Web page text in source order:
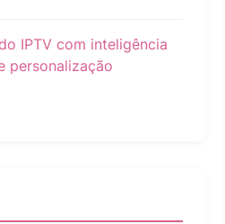
IPTV com inteligência
personalização